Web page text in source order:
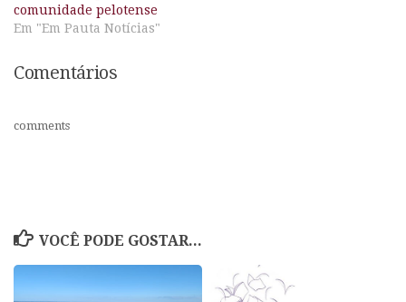
comunidade pelotense
Em "Em Pauta Notícias"
Comentários
comments
VOCÊ PODE GOSTAR...